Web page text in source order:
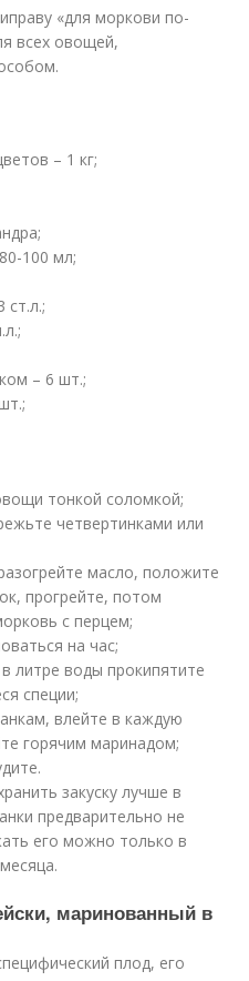
«для моркови по-
всех овощей,
– 1 кг;
100 мл;
ст.л.;
– 6 шт.;
тонкой соломкой;
четвертинками или
масло, положите
прогрейте, потом
с перцем;
на час;
литре воды прокипятите
специи;
влейте в каждую
горячим маринадом;
закуску лучше в
предварительно не
его можно только в
маринованный в
плод, его